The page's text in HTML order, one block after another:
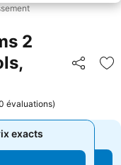
2
Partager
évaluations)
exacts
exacts